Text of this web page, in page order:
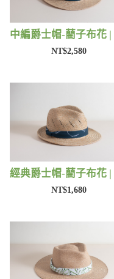
NT$2,580
NT$1,680